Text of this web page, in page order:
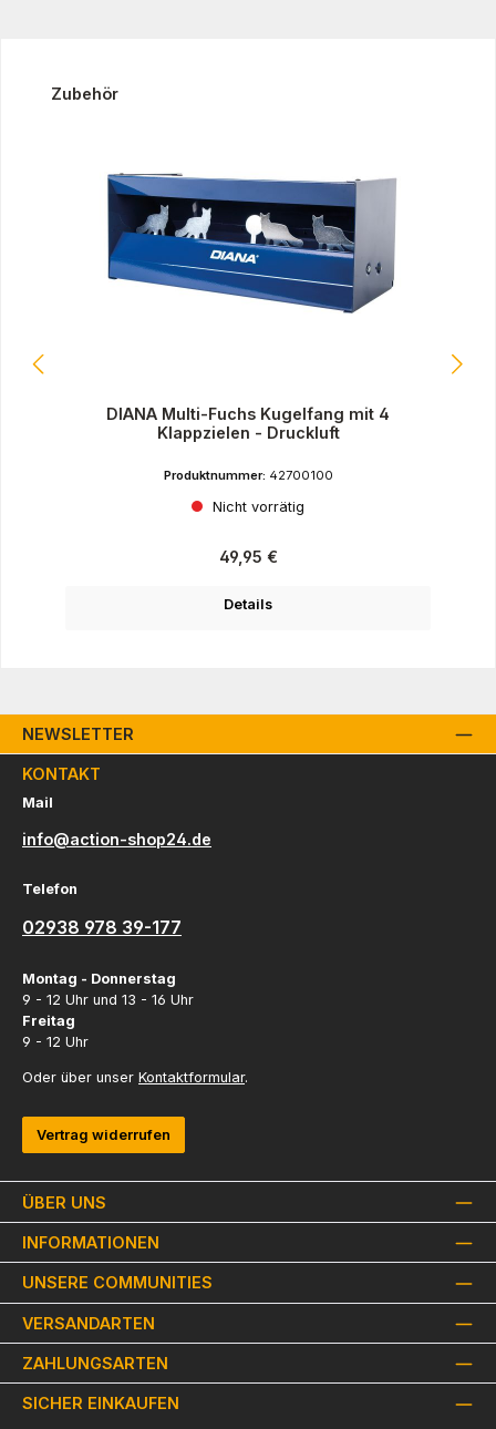
Produktgalerie überspringen
Zubehör
DIANA Multi-Fuchs Kugelfang mit 4
Klappzielen - Druckluft
Produktnummer: 42700100
Nicht vorrätig
Regulärer Preis:
49,95 €
Details
NEWSLETTER
ÜBER UNS
INFORMATIONEN
KONTAKT
Mail
info@action-shop24.de
Telefon
02938 978 39-177
Montag - Donnerstag
9 - 12 Uhr und 13 - 16 Uhr
Freitag
9 - 12 Uhr
Oder über unser Kontaktformular.
Vertrag widerrufen
UNSERE COMMUNITIES
VERSANDARTEN
ZAHLUNGSARTEN
SICHER EINKAUFEN